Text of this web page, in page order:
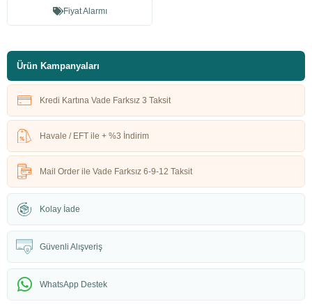
Fiyat Alarmı
Ürün Kampanyaları
Kredi Kartına Vade Farksız 3 Taksit
Havale / EFT ile + %3 İndirim
Mail Order ile Vade Farksız 6-9-12 Taksit
Kolay İade
Güvenli Alışveriş
WhatsApp Destek